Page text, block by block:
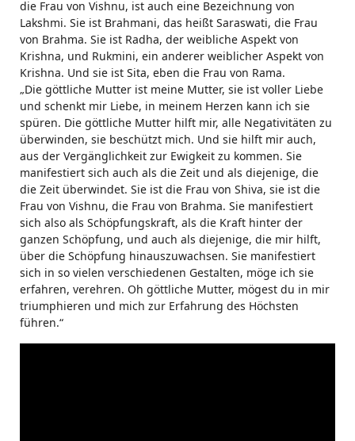
die Frau von Vishnu, ist auch eine Bezeichnung von
Lakshmi. Sie ist Brahmani, das heißt Saraswati, die Frau
von Brahma. Sie ist Radha, der weibliche Aspekt von
Krishna, und Rukmini, ein anderer weiblicher Aspekt von
Krishna. Und sie ist Sita, eben die Frau von Rama.
„Die göttliche Mutter ist meine Mutter, sie ist voller Liebe
und schenkt mir Liebe, in meinem Herzen kann ich sie
spüren. Die göttliche Mutter hilft mir, alle Negativitäten zu
überwinden, sie beschützt mich. Und sie hilft mir auch,
aus der Vergänglichkeit zur Ewigkeit zu kommen. Sie
manifestiert sich auch als die Zeit und als diejenige, die
die Zeit überwindet. Sie ist die Frau von Shiva, sie ist die
Frau von Vishnu, die Frau von Brahma. Sie manifestiert
sich also als Schöpfungskraft, als die Kraft hinter der
ganzen Schöpfung, und auch als diejenige, die mir hilft,
über die Schöpfung hinauszuwachsen. Sie manifestiert
sich in so vielen verschiedenen Gestalten, möge ich sie
erfahren, verehren. Oh göttliche Mutter, mögest du in mir
triumphieren und mich zur Erfahrung des Höchsten
führen.“